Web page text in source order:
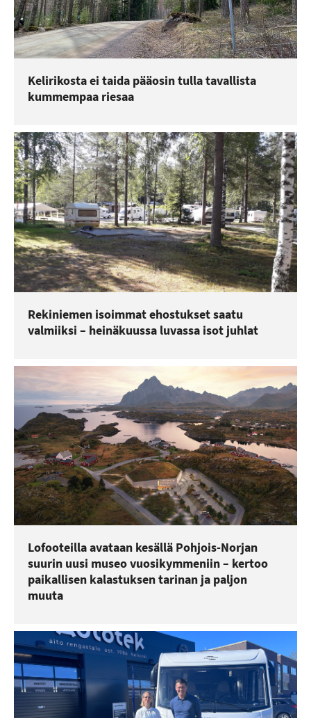
Kelirikosta ei taida pääosin tulla tavallista
kummempaa riesaa
Rekiniemen isoimmat ehostukset saatu
valmiiksi – heinäkuussa luvassa isot juhlat
Lofooteilla avataan kesällä Pohjois-Norjan
suurin uusi museo vuosikymmeniin – kertoo
paikallisen kalastuksen tarinan ja paljon
muuta